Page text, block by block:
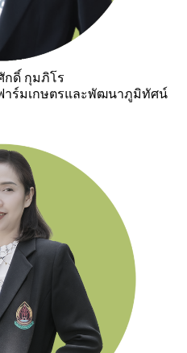
กดิ์ กุมภิโร
าร์มเกษตรและพัฒนาภูมิทัศน์